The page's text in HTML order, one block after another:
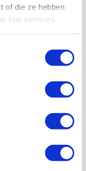
of die ze hebben
hun services.
9,6K
volgers
Volgen